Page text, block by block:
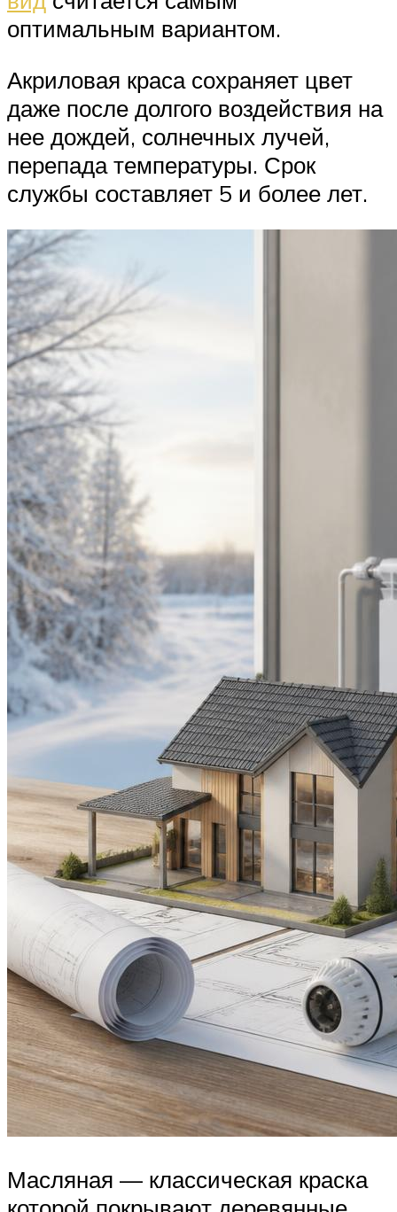
оптимальным вариантом.
Акриловая краса сохраняет цвет
даже после долгого воздействия на
нее дождей, солнечных лучей,
перепада температуры. Срок
службы составляет 5 и более лет.
Масляная — классическая краска